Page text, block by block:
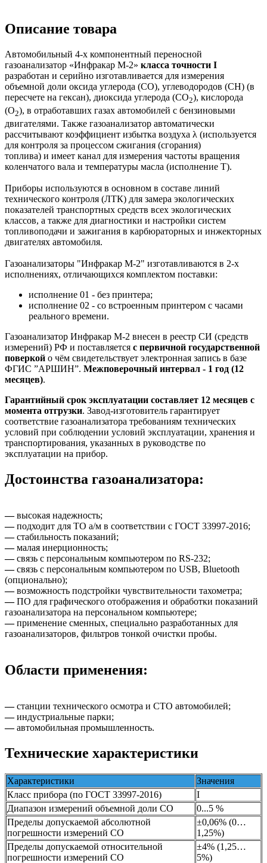
Описание товара
Автомобильный 4-х компонентный переносной
газоанализатор «Инфракар М-2» класса точности I
разработан и серийно изготавливается для измерения
объемной доли оксида углерода (СО), углеводородов (CН) (в
пересчете на гексан), диоксида углерода (СО2), кислорода
(О2), в отработавших газах автомобилей с бензиновыми
двигателями. Также газоанализатор автоматически
рассчитывают коэффициент избытка воздуха λ (используется
для контроля за процессом сжигания (сгорания)
топлива) и имеет канал для измерения частоты вращения
коленчатого вала и температуры масла (исполнение Т).
Приборы используются в основном в составе линий
технического контроля (ЛТК) для замера экологических
показателей транспортных средств всех экологических
классов, а также для диагностики и настройки систем
топливоподачи и зажигания в карбюраторных и инжекторных
двигателях автомобиля.
Газоанализаторы "Инфракар М-2" изготавливаются в 2-х
исполнениях, отличающихся комплектом поставки:
исполнение 01 - без принтера;
исполнение 02 - со встроенным принтером с часами
реального времени.
Газоанализатор Инфракар М-2 внесен в реестр СИ (средств
измерений) РФ и поставляется с первичной государственной
поверкой о чём свидетельствует электронная запись в базе
ФГИС ”АРШИН”. Межповерочный интервал - 1 год (12
месяцев).
Гарантийный срок эксплуатации составляет 12 месяцев с
момента отгрузки. Завод-изготовитель гарантирует
соответствие газоанализатора требованиям технических
условий при соблюдении условий эксплуатации, хранения и
транспортирования, указанных в руководстве по
эксплуатации на прибор.
Достоинства газоанализатора:
—высокая надежность;
—подходит для ТО а/м в соответствии с ГОСТ 33997-2016;
—стабильность показаний;
—малая инерционность;
—связь с персональным компьютером по RS-232;
—связь с персональным компьютером по USB, Bluetooth
(опционально);
—возможность подстройки чувствительности тахометра;
—ПО для графического отображения и обработки показаний
газоанализатора на персональном компьютере;
—применение сменных, специально разработанных для
газоанализаторов, фильтров тонкой очистки пробы.
Области применения:
—станции технического осмотра и СТО автомобилей;
—индустриальные парки;
—автомобильная промышленность.
Технические характеристики
Характеристики
Значения
Класс прибора (по ГОСТ 33997-2016)
I
Диапазон измерений объемной доли СО
0...5 %
Пределы допускаемой абсолютной
погрешности измерений СО
±0,06% (0…
1,25%)
Пределы допускаемой относительной
погрешности измерений СО
±4% (1,25…
5%)